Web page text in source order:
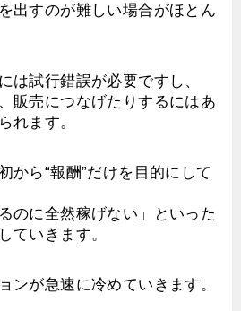
出すのが難しい場合がほとん
は試行錯誤が必要ですし、
販売につなげたりするにはあ
れます。
から“報酬”だけを目的にして
のに全然稼げない」といった
ていきます。
ンが急速に冷めていきます。